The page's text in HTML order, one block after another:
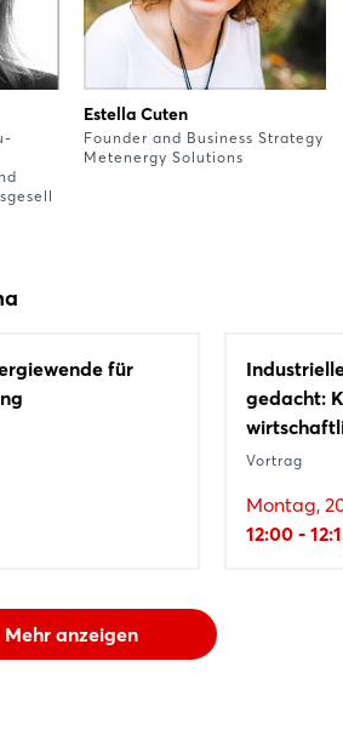
Estella Cuten
Founder and Business Strategy
Metenergy Solutions
für
gedacht:
Vortrag
Montag,
12:00 -
Mehr anzeigen